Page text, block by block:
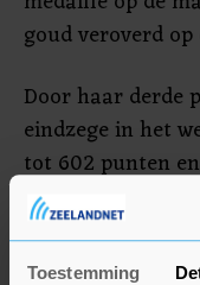
Toestemming
goud veroverd
Door haar derde
eindzege in het
tot 602 punten
die 578 punten
506 punten.
476 punten.